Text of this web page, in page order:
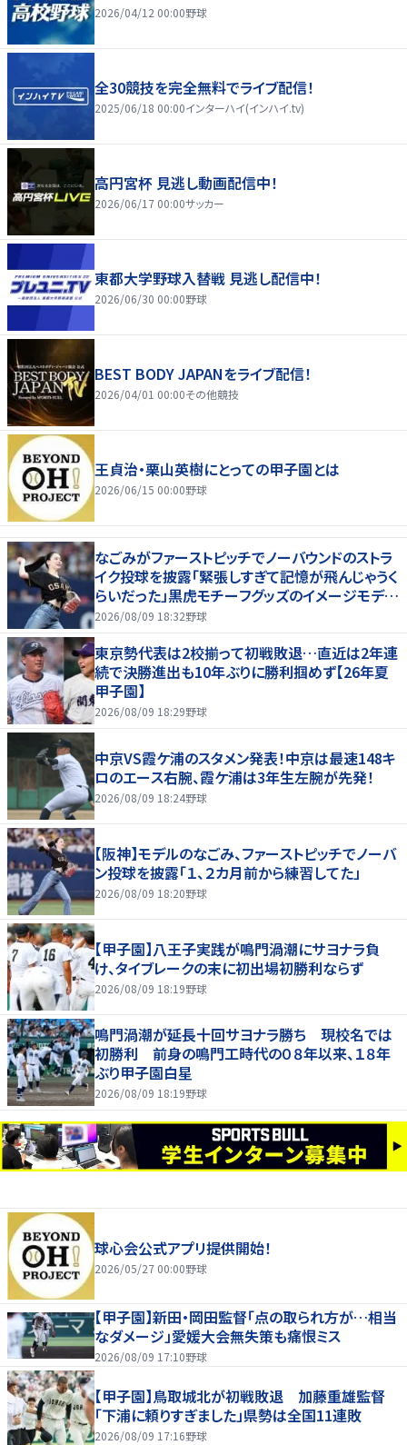
2026/04/12 00:00野球
全30競技を完全無料でライブ配信！
2025/06/18 00:00インターハイ(インハイ.tv)
高円宮杯 見逃し動画配信中！
2026/06/17 00:00サッカー
東都大学野球入替戦 見逃し配信中！
2026/06/30 00:00野球
BEST BODY JAPANをライブ配信！
2026/04/01 00:00その他競技
王貞治・栗山英樹にとっての甲子園とは
2026/06/15 00:00野球
なごみがファーストピッチでノーバウンドのストラ
イク投球を披露「緊張しすぎて記憶が飛んじゃうく
らいだった」黒虎モチーフグッズのイメージモデル
を務める
2026/08/09 18:32野球
東京勢代表は2校揃って初戦敗退…直近は2年連
続で決勝進出も10年ぶりに勝利掴めず【26年夏
甲子園】
2026/08/09 18:29野球
中京VS霞ケ浦のスタメン発表！中京は最速148キ
ロのエース右腕、霞ケ浦は3年生左腕が先発！
2026/08/09 18:24野球
【阪神】モデルのなごみ、ファーストピッチでノーバ
ン投球を披露「１、２カ月前から練習してた」
2026/08/09 18:20野球
【甲子園】八王子実践が鳴門渦潮にサヨナラ負
け、タイブレークの末に初出場初勝利ならず
2026/08/09 18:19野球
鳴門渦潮が延長十回サヨナラ勝ち 現校名では
初勝利 前身の鳴門工時代の０８年以来、１８年
ぶり甲子園白星
2026/08/09 18:19野球
球心会公式アプリ提供開始！
2026/05/27 00:00野球
【甲子園】新田・岡田監督「点の取られ方が…相当
なダメージ」愛媛大会無失策も痛恨ミス
2026/08/09 17:10野球
【甲子園】鳥取城北が初戦敗退 加藤重雄監督
「下浦に頼りすぎました」県勢は全国11連敗
2026/08/09 17:16野球